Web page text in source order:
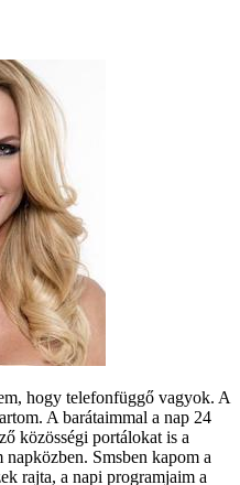
hogy telefonfüggő vagyok. A
A barátaimmal a nap 24
közösségi portálokat is a
Smsben kapom a
rajta, a napi programjaim a